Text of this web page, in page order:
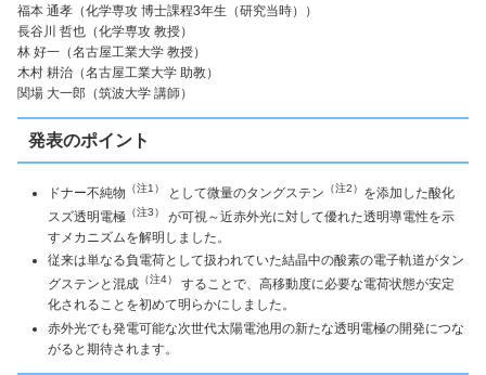
福本 通孝（化学専攻 博士課程3年生（研究当時））
長谷川 哲也（化学専攻 教授）
林 好一（名古屋工業大学 教授）
木村 耕治（名古屋工業大学 助教）
関場 大一郎（筑波大学 講師）
発表のポイント
ドナー不純物 （注1） として微量のタングステン （注2） を添加した酸化
スズ透明電極 （注3）
が可視～近赤外光に対して優れた透明導電性を示
すメカニズムを解明しました。
従来は単なる負電荷として扱われていた結晶中の酸素の電子軌道がタン
グステンと混成 （注4）
することで、高移動度に必要な電荷状態が安定
化されることを初めて明らかにしました。
赤外光でも発電可能な次世代太陽電池用の新たな透明電極の開発につな
がると期待されます。